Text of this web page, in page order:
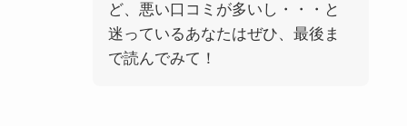
ど、悪い口コミが多いし・・・と
迷っているあなたはぜひ、最後ま
で読んでみて！